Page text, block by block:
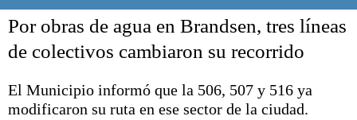
El mundo
Seguridad
Deportes
Escenario Olímpico
Liga del Sur
Por obras de agua en Brandsen, tres líneas
de colectivos cambiaron su recorrido
El Municipio informó que la 506, 507 y 516 ya
modificaron su ruta en ese sector de la ciudad.